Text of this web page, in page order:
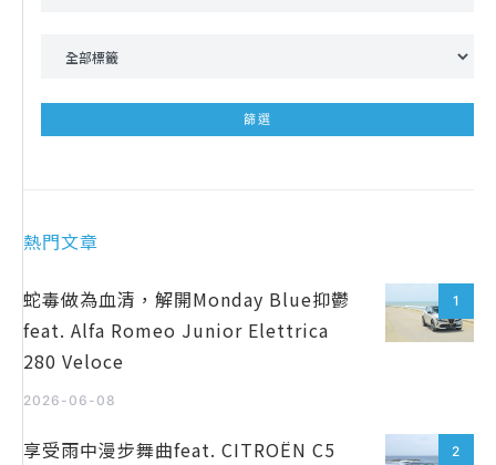
熱門文章
1
蛇毒做為血清，解開Monday Blue抑鬱
feat. Alfa Romeo Junior Elettrica
280 Veloce
2026-06-08
2
享受雨中漫步舞曲feat. CITROËN C5